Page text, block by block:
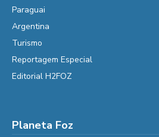
Paraguai
Argentina
Turismo
Reportagem Especial
Editorial H2FOZ
Planeta Foz